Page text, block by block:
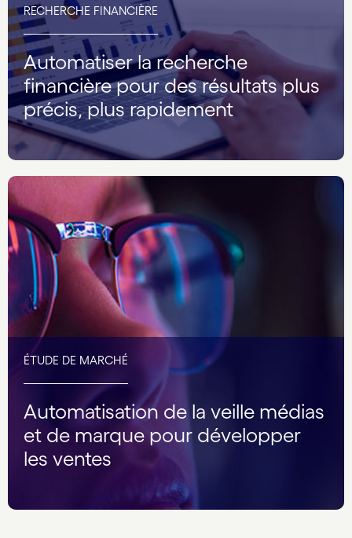
RECHERCHE FINANCIÈRE
Automatiser la recherche
financière pour des résultats plus
précis, plus rapidement
ÉTUDE DE MARCHÉ
Automatisation de la veille médias
et de marque pour développer
les ventes